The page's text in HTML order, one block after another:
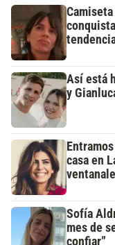
Así está
y
casa en
Sofía
mes de
confiar”